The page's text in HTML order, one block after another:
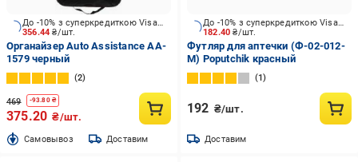
356.44₴/шт.
До -10% з суперкредиткою Visa Вигода
Органайзер Auto Assistance AA-
1579 черный
2
469 -93.80₴
375.20 ₴/шт.
Cамовывоз Доставим
182.40₴/шт.
До -10% з суперкредиткою Visa Вигода
Футляр для аптечки (Ф-02-012-
М) Poputchik красный
1
192 ₴/шт.
Доставим